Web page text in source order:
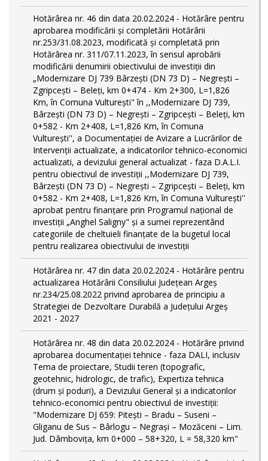
Hotărârea nr. 46 din data 20.02.2024 - Hotărâre pentru
aprobarea modificării şi completării Hotărârii
nr.253/31.08.2023, modificată și completată prin
Hotărârea nr. 311/07.11.2023, în sensul aprobării
modificării denumirii obiectivului de investiții din
„Modernizare DJ 739 Bârzeşti (DN 73 D) – Negrești –
Zgripcești – Beleți, km 0+474 - Km 2+300, L=1,826
Km, în Comuna Vulturești" în ,,Modernizare DJ 739,
Bârzeşti (DN 73 D) – Negrești – Zgripcești – Beleți, km
0+582 - Km 2+408, L=1,826 Km, în Comuna
Vulturești'', a Documentației de Avizare a Lucrărilor de
Intervenții actualizate, a indicatorilor tehnico-economici
actualizati, a devizului general actualizat - faza D.A.L.I.
pentru obiectivul de investiţii ,,Modernizare DJ 739,
Bârzeşti (DN 73 D) – Negrești – Zgripcești – Beleți, km
0+582 - Km 2+408, L=1,826 Km, în Comuna Vulturești''
aprobat pentru finanțare prin Programul național de
investiții „Anghel Saligny" și a sumei reprezentând
categoriile de cheltuieli finanțate de la bugetul local
pentru realizarea obiectivului de investiții
Hotărârea nr. 47 din data 20.02.2024 - Hotărâre pentru
actualizarea Hotărârii Consiliului Județean Argeș
nr.234/25.08.2022 privind aprobarea de principiu a
Strategiei de Dezvoltare Durabilă a Județului Argeș
2021 - 2027
Hotărârea nr. 48 din data 20.02.2024 - Hotărâre privind
aprobarea documentației tehnice - faza DALI, inclusiv
Tema de proiectare, Studii teren (topografic,
geotehnic, hidrologic, de trafic), Expertiza tehnica
(drum și poduri), a Devizului General și a indicatorilor
tehnico-economici pentru obiectivul de investiții:
"Modernizare DJ 659: Pitești – Bradu – Suseni –
Gliganu de Sus – Bârlogu – Negrași – Mozăceni – Lim.
Jud. Dâmboviţa, km 0+000 – 58+320, L = 58,320 km"